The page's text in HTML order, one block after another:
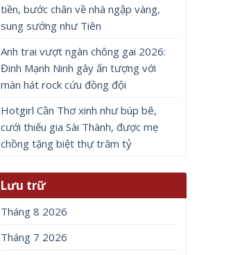
tiền, bước chân về nhà ngập vàng,
sung sướng như Tiên
Anh trai vượt ngàn chông gai 2026:
Đinh Mạnh Ninh gây ấn tượng với
màn hát rock cứu đồng đội
Hotgirl Cần Thơ xinh như búp bê,
cưới thiếu gia Sài Thành, được mẹ
chồng tặng biệt thự trăm tỷ
Lưu trữ
Tháng 8 2026
Tháng 7 2026